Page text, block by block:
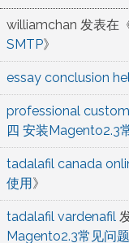
williamchan 发表在
SMTP》
essay conclusion
professional
四 安装Magento2.3
tadalafil canada
使用》
tadalafil vardenafil
Magento2.3常见问